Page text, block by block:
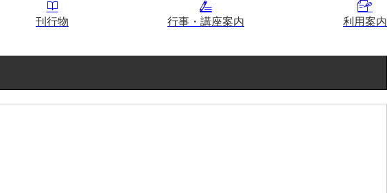
刊行物 行事・講座案内 利用案内